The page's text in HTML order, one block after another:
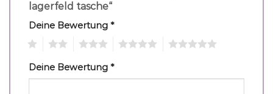
lagerfeld tasche“
Deine Bewertung *
Deine Bewertung *